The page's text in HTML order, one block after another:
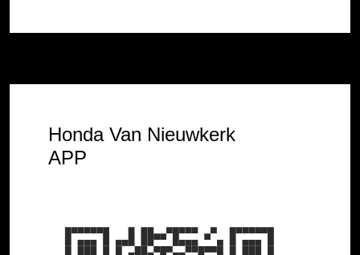
ook al bekeken had. Misschien een tip: als u
Honda Van Nieuwkerk
APP